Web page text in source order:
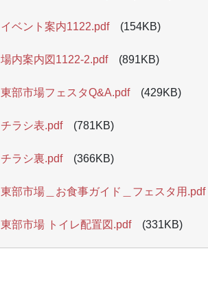
イベント案内1122.pdf(154KB)
場内案内図1122-2.pdf(891KB)
東部市場フェスタQ&A.pdf(429KB)
チラシ表.pdf(781KB)
チラシ裏.pdf(366KB)
東部市場＿お食事ガイド＿フェスタ用.pdf
東部市場 トイレ配置図.pdf(331KB)